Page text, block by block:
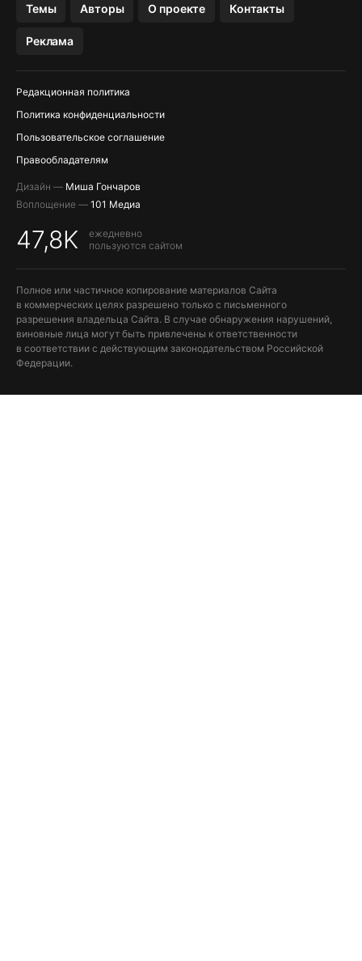
Темы Авторы О проекте Контакты
Реклама
Редакционная политика
Политика конфиденциальности
Пользовательское соглашение
Правообладателям
Дизайн — Миша Гончаров
Воплощение — 101 Медиа
47,8K
ежедневно
пользуются сайтом
Полное или частичное копирование материалов Сайта
в коммерческих целях разрешено только с письменного
разрешения владельца Сайта. В случае обнаружения нарушений,
виновные лица могут быть привлечены к ответственности
в соответствии с действующим законодательством Российской
Федерации.